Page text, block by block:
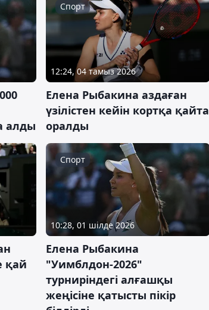
алды
Спорт
12:24, 04 тамыз 2026
Елена Рыбакина аздаған
үзілістен кейін кортқа қайта
оралды
қай
Спорт
10:28, 01 шілде 2026
Елена Рыбакина
"Уимблдон-2026"
турниріндегі алғашқы
жеңісіне қатысты пікір